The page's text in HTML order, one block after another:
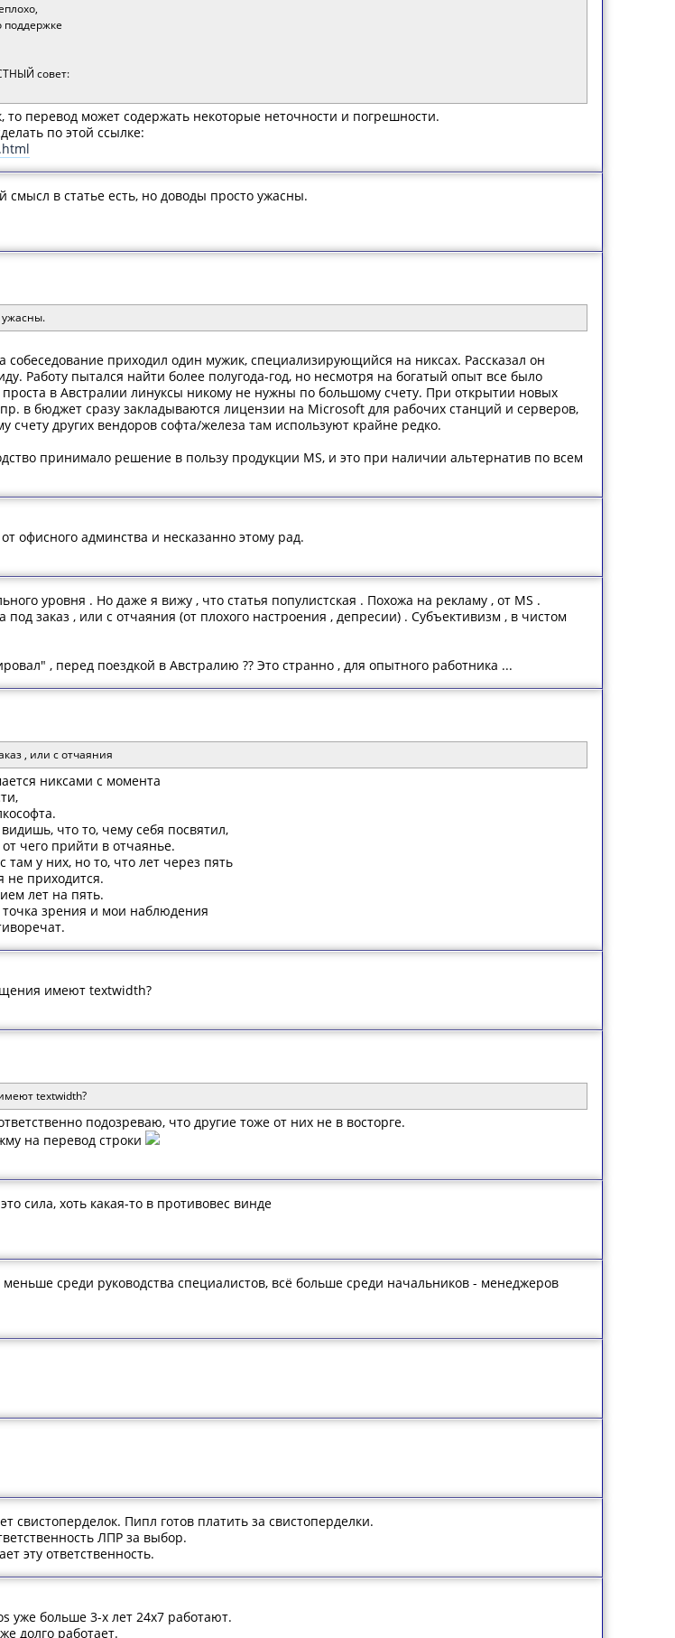
поддержке
совет:
перевод может содержать некоторые неточности и погрешности.
по этой ссылке:
в статье есть, но доводы просто ужасны.
приходил один мужик, специализирующийся на никсах. Рассказал он
Работу пытался найти более полугода-год, но несмотря на богатый опыт все было
в Австралии линуксы никому не нужны по большому счету. При открытии новых
в бюджет сразу закладываются лицензии на Microsoft для рабочих станций и серверов,
счету других вендоров софта/железа там используют крайне редко.
принимало решение в пользу продукции MS, и это при наличии альтернатив по всем
офисного админства и несказанно этому рад.
уровня . Но даже я вижу , что статья популистская . Похожа на рекламу , от MS .
заказ , или с отчаяния (от плохого настроения , депресии) . Субъективизм , в чистом
, перед поездкой в Австралию ?? Это странно , для опытного работника ...
, или с отчаяния
никсами с момента
что то, чему себя посвятил,
чего прийти в отчаянье.
там у них, но то, что лет через пять
не приходится.
лет на пять.
точка зрения и мои наблюдения
имеют textwidth?
textwidth?
подозреваю, что другие тоже от них не в восторге.
на перевод строки
сила, хоть какая-то в противовес винде
среди руководства специалистов, всё больше среди начальников - менеджеров
свистоперделок. Пипл готов платить за свистоперделки.
ЛПР за выбор.
эту ответственность.
уже больше 3-х лет 24х7 работают.
долго работает.